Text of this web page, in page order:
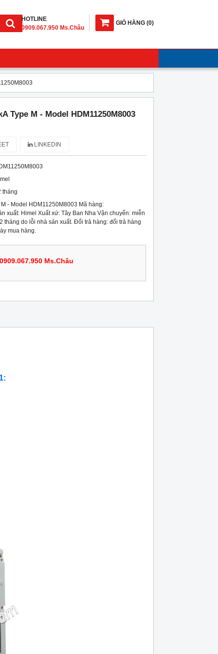
GIỎ HÀNG (0)
HOTLINE
0909.067.950 Ms.Châu
Type M - Model HDM11250M8003
LINKEDIN
tháng
- Model HDM11250M8003 Mã hàng:
xuất: Himel Xuất xứ: Tây Ban Nha Vận chuyển: miễn
tháng do lỗi nhà sản xuất. Đổi trả hàng: đổi trả hàng
mua hàng.
0909.067.950 Ms.Châu